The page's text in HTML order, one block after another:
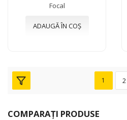
Focal
ADAUGĂ ÎN COȘ
1 2
COMPARAȚI PRODUSE